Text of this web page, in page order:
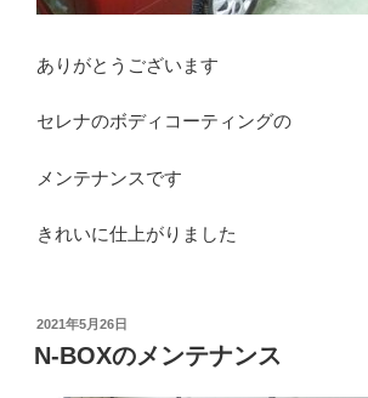
ありがとうございます
セレナのボディコーティングの
メンテナンスです
きれいに仕上がりました
投
稿
日:
2021年5月26日
N-BOXのメンテナンス